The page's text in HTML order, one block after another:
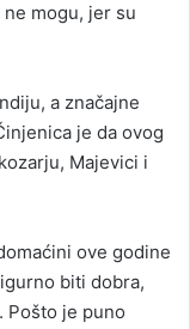
mogu, jer su
a značajne
je da ovog
Majevici i
ove godine
biti dobra,
Pošto je puno